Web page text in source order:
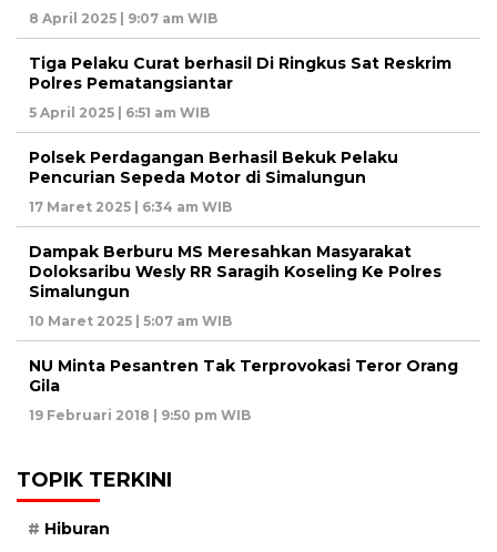
8 April 2025 | 9:07 am WIB
Tiga Pelaku Curat berhasil Di Ringkus Sat Reskrim
Polres Pematangsiantar
5 April 2025 | 6:51 am WIB
Polsek Perdagangan Berhasil Bekuk Pelaku
Pencurian Sepeda Motor di Simalungun
17 Maret 2025 | 6:34 am WIB
Dampak Berburu MS Meresahkan Masyarakat
Doloksaribu Wesly RR Saragih Koseling Ke Polres
Simalungun
10 Maret 2025 | 5:07 am WIB
NU Minta Pesantren Tak Terprovokasi Teror Orang
Gila
19 Februari 2018 | 9:50 pm WIB
TOPIK TERKINI
Hiburan